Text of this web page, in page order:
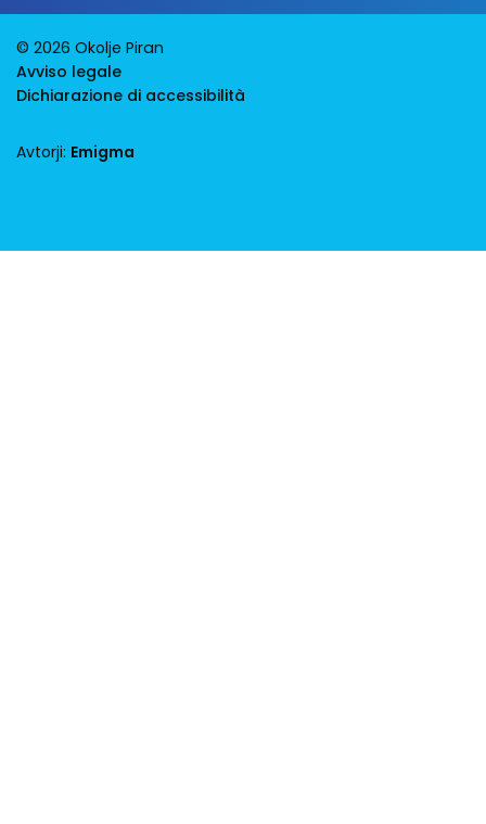
© 2026 Okolje Piran
Avviso legale
Dichiarazione di accessibilità
Avtorji: Emigma